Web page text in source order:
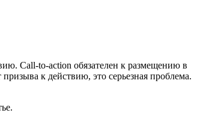
Call-to-action обязателен к размещению в
к действию, это серьезная проблема.